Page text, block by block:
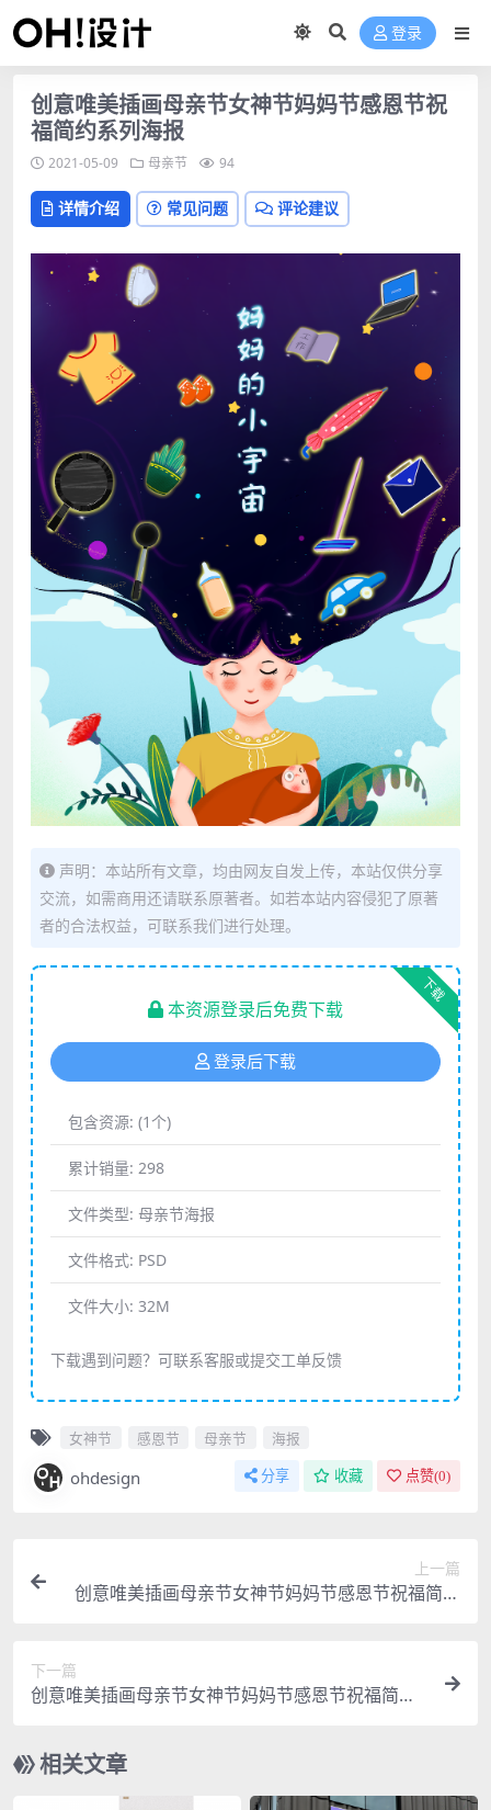
登录
创意唯美插画母亲节女神节妈妈节感恩节祝
福简约系列海报
2021-05-09 母亲节 94
详情介绍 常见问题 评论建议
声明：本站所有文章，均由网友自发上传，本站仅供分享
交流，如需商用还请联系原著者。如若本站内容侵犯了原著
者的合法权益，可联系我们进行处理。
下载
本资源登录后免费下载
登录后下载
包含资源: (1个)
累计销量: 298
文件类型: 母亲节海报
文件格式: PSD
文件大小: 32M
下载遇到问题？可联系客服或提交工单反馈
女神节 感恩节 母亲节 海报
ohdesign 分享 收藏 点赞(0)
上一篇
创意唯美插画母亲节女神节妈妈节感恩节祝福简约
下一篇
创意唯美插画母亲节女神节妈妈节感恩节祝福简约
相关文章